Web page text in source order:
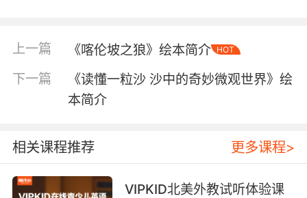
内容简介
上一篇 《喀伦坡之狼》绘本简介 HOT
下一篇
《读懂一粒沙 沙中的奇妙微观世界》绘
本简介
相关课程推荐 更多课程>
VIPKID北美外教试听体验课